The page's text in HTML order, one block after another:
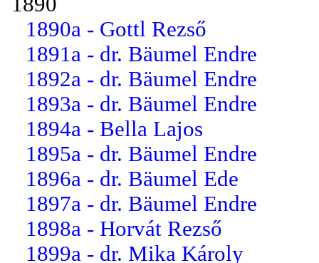
1890a - Gottl Rezső
1891a - dr. Bäumel Endre
1892a - dr. Bäumel Endre
1893a - dr. Bäumel Endre
1894a - Bella Lajos
1895a - dr. Bäumel Endre
1896a - dr. Bäumel Ede
1897a - dr. Bäumel Endre
1898a - Horvát Rezső
1899a - dr. Mika Károly